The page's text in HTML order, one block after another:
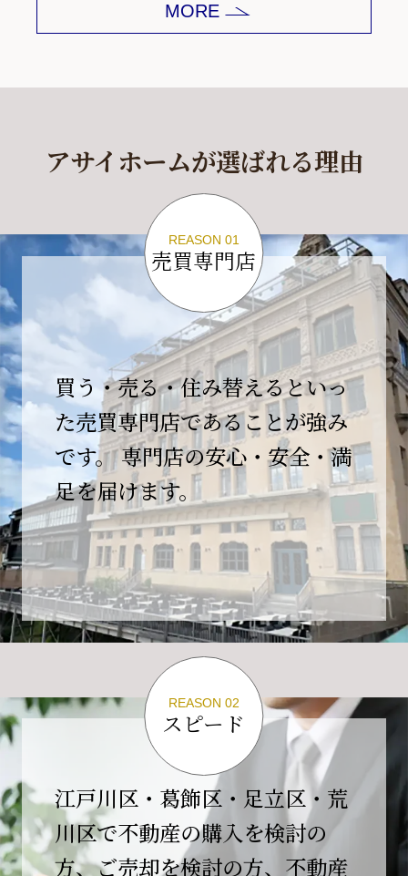
下記期間をゴールデンウィーク休業とさせて頂
休業期間中に頂きましたお問い合わせにつきま
2026年5月7日(木)以降、順次対応させて頂きま
ご不便をおかけいたしますが、何卒ご理解の程
よろしくお願いいたします。
2026-04-17
【臨時休業のお知らせ】
平素より格別のご愛顧を賜り、誠にありがとう
ございます。
誠に勝手ながら、弊社開業10周年イベント開催
の為、
４月２６日(日)は臨時休業とさせていただきま
す。
これもひとえに皆様のご支援の賜物と、心より感謝申し上
げます。
ご不便をおかけしますが、何卒よろしくお願い
いたします。
翌日より通常営業いたします。
【開業10周年のご挨拶】
平素より格別のご高配を賜り、誠にありがとう
ございます。
おかげさまで当社は、2026年2月1日をもちまし
て開業10周年を迎えることができました。
MORE
アサイホームが選ばれる理由
REASON 01
売買専門店
買う・売る・住み替えるといっ
た売買専門店であることが強み
です。 専門店の安心・安全・満
足を届けます。
REASON 02
スピード
江戸川区・葛飾区・足立区・荒
川区で不動産の購入を検討の
方、ご売却を検討の方、不動産